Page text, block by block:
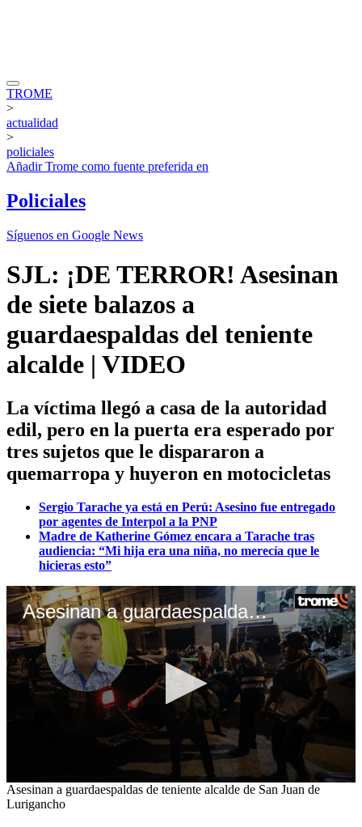
TROME
>
actualidad
>
policiales
AñadirTrome como fuente preferida en
Policiales
Síguenos en Google News
SJL: ¡DE TERROR! Asesinan
de siete balazos a
guardaespaldas del teniente
alcalde | VIDEO
La víctima llegó a casa de la autoridad
edil, pero en la puerta era esperado por
tres sujetos que le dispararon a
quemarropa y huyeron en motocicletas
Sergio Tarache ya está en Perú: Asesino fue entregado
por agentes de Interpol a la PNP
Madre de Katherine Gómez encara a Tarache tras
audiencia: “Mi hija era una niña, no merecía que le
hicieras esto”
Asesinan a guardaespaldas de teniente alcalde de San Juan de Lurigancho
0
seconds
Asesinan a guardaespaldas de teniente alcalde de San Juan de
Lurigancho